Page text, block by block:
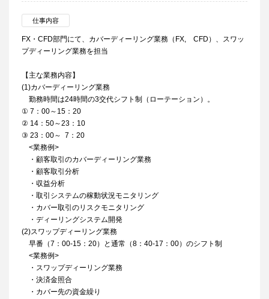
仕事内容
FX・CFD部門にて、カバーディーリング業務（FX, CFD）、スワッ
プディーリング業務を担当
【主な業務内容】
(1)カバーディーリング業務
勤務時間は24時間の3交代シフト制（ローテーション）。
① 7：00～15：20
② 14：50～23：10
③ 23：00～ 7：20
<業務例>
・顧客取引のカバーディーリング業務
・顧客取引分析
・収益分析
・取引システムの稼動状況モニタリング
・カバー取引のリスクモニタリング
・ディーリングシステム開発
(2)スワップディーリング業務
早番（7：00-15：20）と通常（8：40-17：00）のシフト制
<業務例>
・スワップディーリング業務
・決済金照合
・カバー先の資金繰り